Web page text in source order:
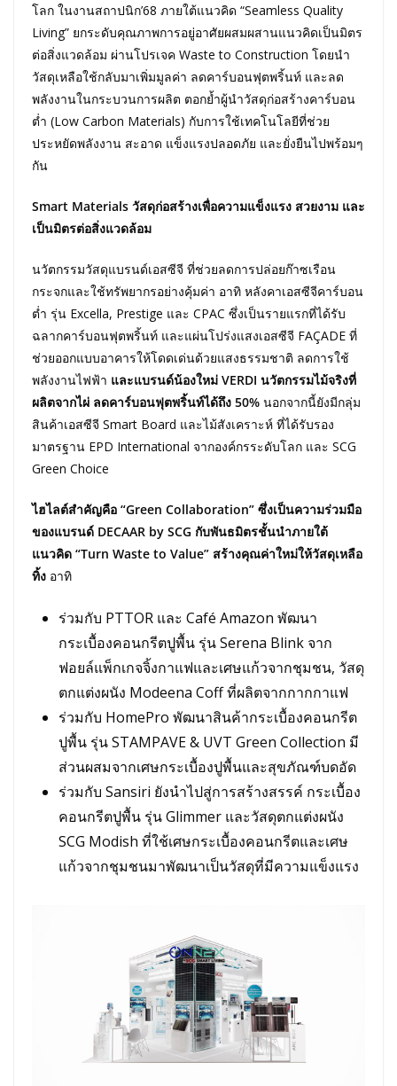
โลก ในงานสถาปนิก’68 ภายใต้แนวคิด “Seamless Quality
Living” ยกระดับคุณภาพการอยู่อาศัยผสมผสานแนวคิดเป็นมิตร
ต่อสิ่งแวดล้อม ผ่านโปรเจค Waste to Construction โดยนำ
วัสดุเหลือใช้กลับมาเพิ่มมูลค่า ลดคาร์บอนฟุตพริ้นท์ และลด
พลังงานในกระบวนการผลิต ตอกย้ำผู้นำวัสดุก่อสร้างคาร์บอน
ต่ำ (Low Carbon Materials) กับการใช้เทคโนโลยีที่ช่วย
ประหยัดพลังงาน สะอาด แข็งแรงปลอดภัย และยั่งยืนไปพร้อมๆ
กัน
Smart Materials วัสดุก่อสร้างเพื่อความแข็งแรง สวยงาม และ
เป็นมิตรต่อสิ่งแวดล้อม
นวัตกรรมวัสดุแบรนด์เอสซีจี ที่ช่วยลดการปล่อยก๊าซเรือน
กระจกและใช้ทรัพยากรอย่างคุ้มค่า อาทิ หลังคาเอสซีจีคาร์บอน
ต่ำ รุ่น Excella, Prestige และ CPAC ซึ่งเป็นรายแรกที่ได้รับ
ฉลากคาร์บอนฟุตพริ้นท์ และแผ่นโปร่งแสงเอสซีจี FAÇADE ที่
ช่วยออกแบบอาคารให้โดดเด่นด้วยแสงธรรมชาติ ลดการใช้
พลังงานไฟฟ้า และแบรนด์น้องใหม่ VERDI นวัตกรรมไม้จริงที่
ผลิตจากไผ่ ลดคาร์บอนฟุตพริ้นท์ได้ถึง 50% นอกจากนี้ยังมีกลุ่ม
สินค้าเอสซีจี Smart Board และไม้สังเคราะห์ ที่ได้รับรอง
มาตรฐาน EPD International จากองค์กรระดับโลก และ SCG
Green Choice
ไฮไลต์สำคัญคือ “Green Collaboration” ซึ่งเป็นความร่วมมือ
ของแบรนด์ DECAAR by SCG กับพันธมิตรชั้นนำภายใต้
แนวคิด “Turn Waste to Value” สร้างคุณค่าใหม่ให้วัสดุเหลือ
ทิ้ง อาทิ
ร่วมกับ PTTOR และ Café Amazon พัฒนา
กระเบื้องคอนกรีตปูพื้น รุ่น Serena Blink จาก
ฟอยล์แพ็กเกจจิ้งกาแฟและเศษแก้วจากชุมชน, วัสดุ
ตกแต่งผนัง Modeena Coff ที่ผลิตจากกากกาแฟ
ร่วมกับ HomePro พัฒนาสินค้ากระเบื้องคอนกรีต
ปูพื้น รุ่น STAMPAVE & UVT Green Collection มี
ส่วนผสมจากเศษกระเบื้องปูพื้นและสุขภัณฑ์บดอัด
ร่วมกับ Sansiri ยังนำไปสู่การสร้างสรรค์ กระเบื้อง
คอนกรีตปูพื้น รุ่น Glimmer และวัสดุตกแต่งผนัง
SCG Modish ที่ใช้เศษกระเบื้องคอนกรีตและเศษ
แก้วจากชุมชนมาพัฒนาเป็นวัสดุที่มีความแข็งแรง